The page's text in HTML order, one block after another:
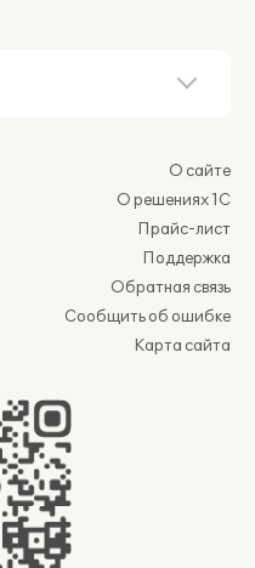
О сайте
О решениях 1С
Прайс-лист
Поддержка
Обратная связь
Сообщить об ошибке
Карта сайта